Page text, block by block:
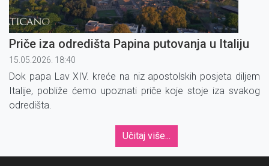
Priče iza odredišta Papina putovanja u Italiju
15.05.2026. 18:40
Dok papa Lav XIV. kreće na niz apostolskih posjeta diljem
Italije, pobliže ćemo upoznati priče koje stoje iza svakog
odredišta.
Učitaj više...